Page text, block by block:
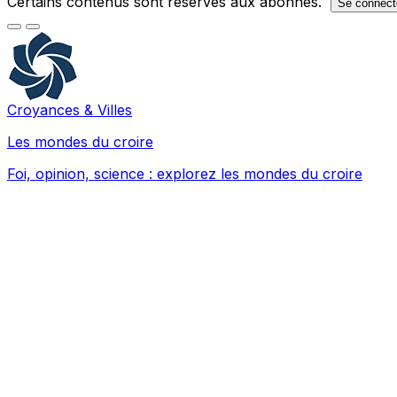
Se
Croyances & Villes
Les mondes du croire
Foi, opinion, science : explorez les mondes du croire